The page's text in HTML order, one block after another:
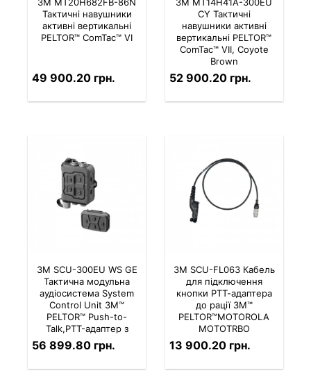
Тактичні навушники
активні вертикальні
PELTOR™ ComTac™ VI
49 900.20 грн.
CY Тактичні
навушники активні
вертикальні PELTOR™
ComTac™ VIІ, Coyote
Brown
52 900.20 грн.
3M SCU-300EU WS GE
Тактична модульна
аудіосистема System
Control Unit 3M™
PELTOR™ Push-to-
Talk,PTT-адаптер з
Bluetooth
56 899.80 грн.
3M SCU-FL063 Кабель
для підключення
кнопки РТТ-адаптера
до рації 3M™
PELTOR™MOTOROLA
MOTOTRBO
13 900.20 грн.